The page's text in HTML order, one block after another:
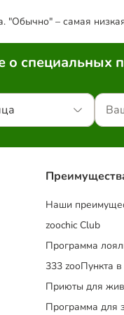
"Обычно" – самая
о специальных
Наши
zoochic Club
Программа
333 zooПункта
Приюты для
Программа для